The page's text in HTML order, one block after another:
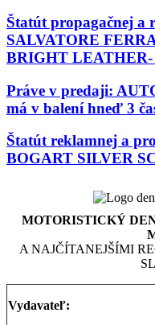
Štatút propagačnej a
SALVATORE
BRIGHT LEATHER-
Práve v predaji:
má v balení hneď 3
Štatút reklamnej a
BOGART SILVER
MOTORISTICKÝ
A NAJČÍTANEJŠÍMI
Vydavateľ: